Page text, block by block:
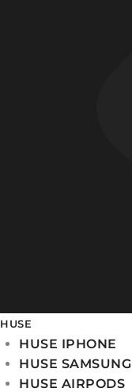
HUSE
HUSE IPHONE
HUSE SAMSUNG
HUSE AIRPODS